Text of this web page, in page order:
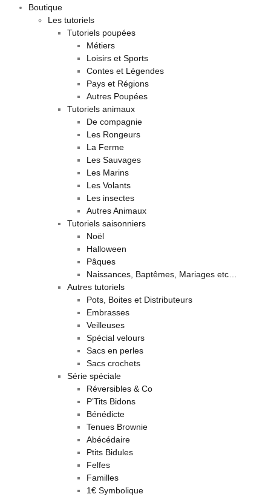
Boutique
Les tutoriels
Tutoriels poupées
Métiers
Loisirs et Sports
Contes et Légendes
Pays et Régions
Autres Poupées
Tutoriels animaux
De compagnie
Les Rongeurs
La Ferme
Les Sauvages
Les Marins
Les Volants
Les insectes
Autres Animaux
Tutoriels saisonniers
Noël
Halloween
Pâques
Naissances, Baptêmes, Mariages etc…
Autres tutoriels
Pots, Boites et Distributeurs
Embrasses
Veilleuses
Spécial velours
Sacs en perles
Sacs crochets
Série spéciale
Réversibles & Co
P’Tits Bidons
Bénédicte
Tenues Brownie
Abécédaire
Ptits Bidules
Felfes
Familles
1€ Symbolique